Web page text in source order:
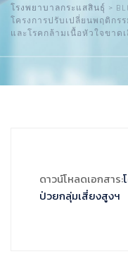
โรงพยาบาลกระแสสินธุ์ >
โครงการปรับเปลี่ยนพฤติกร
และโรคกล้ามเนื้อหัวใจขาด
ดาวน์โหลดเอกสาร:
ป่วยกลุ่มเสี่ยงสูงฯ